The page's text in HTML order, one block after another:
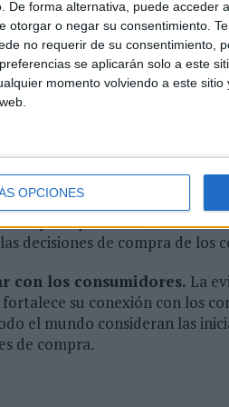
De forma alternativa, puede acceder
otorgar o negar su consentimiento.
no requerir de su consentimiento,
se aplicarán solo a este
momento volviendo a este
OPCIONES
de compra. Por ello, ya
estrategias de
La evidencia sigue
8 de cada 10 personas a nivel
influyen en sus decisiones de
más significativo entre los
personas con necesidades
Por lo tanto, este año, las
principios éticos, sino
decisiones de compra de los
con los consumidores. La
su conexión con los
el mundo consideran las
de compra.